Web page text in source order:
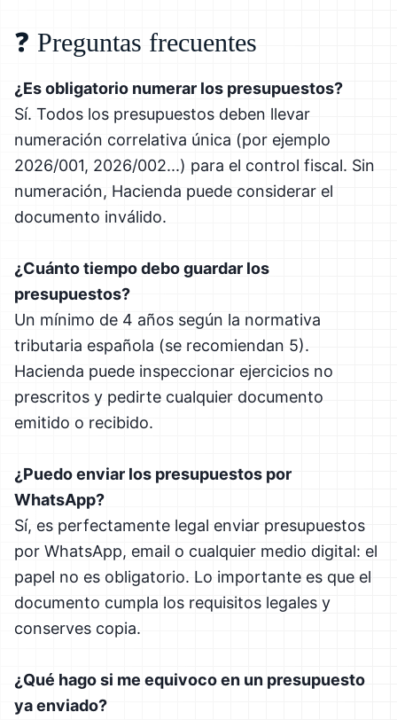
❓ Preguntas frecuentes
¿Es obligatorio numerar los presupuestos?
Sí. Todos los presupuestos deben llevar
numeración correlativa única (por ejemplo
2026/001, 2026/002...) para el control fiscal. Sin
numeración, Hacienda puede considerar el
documento inválido.
¿Cuánto tiempo debo guardar los
presupuestos?
Un mínimo de 4 años según la normativa
tributaria española (se recomiendan 5).
Hacienda puede inspeccionar ejercicios no
prescritos y pedirte cualquier documento
emitido o recibido.
¿Puedo enviar los presupuestos por
WhatsApp?
Sí, es perfectamente legal enviar presupuestos
por WhatsApp, email o cualquier medio digital: el
papel no es obligatorio. Lo importante es que el
documento cumpla los requisitos legales y
conserves copia.
¿Qué hago si me equivoco en un presupuesto
ya enviado?